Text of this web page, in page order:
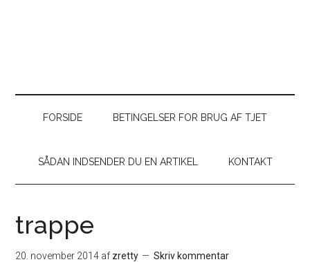
FORSIDE BETINGELSER FOR BRUG AF TJET
SÅDAN INDSENDER DU EN ARTIKEL KONTAKT
trappe
20. november 2014 af zretty Skriv kommentar